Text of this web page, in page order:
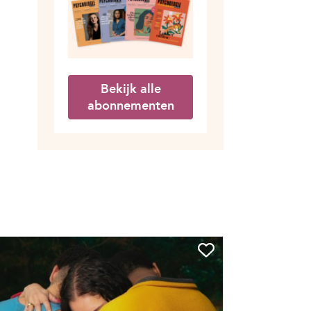
Bekijk alle
abonnementen